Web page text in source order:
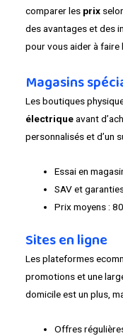
comparer les prix
des avantages et des
pour vous aider à faire
Magasins
Les boutiques
électriqueavant
personnalisés et d’un
Essai en
SAV et
Prix moyens :
Sites en ligne
Les plateformes
promotions et une
domicile est un plus,
Offres